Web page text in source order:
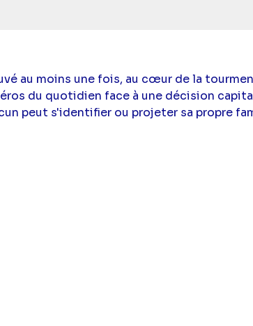
au moins une fois, au cœur de la
du quotidien face à une décision
peut s'identifier ou projeter sa propre